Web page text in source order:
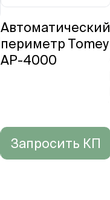
Автоматический
периметр Tomey
AP-4000
Запросить КП